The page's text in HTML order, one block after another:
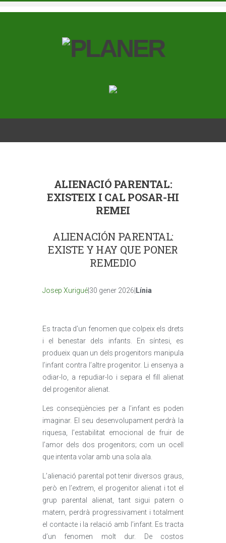
ALIENACIÓ PARENTAL:
EXISTEIX I CAL POSAR-HI
REMEI
ALIENACIÓN PARENTAL:
EXISTE Y HAY QUE PONER
REMEDIO
Josep Xurigué |30 gener 2026| Línia
Es tracta d’un fenomen que colpeix els drets
i el benestar dels infants. En síntesi, es
produeix quan un dels progenitors manipula
l’infant contra l’altre progenitor. Li ensenya a
odiar-lo, a repudiar-lo i separa el fill alienat
del progenitor alienat.
Les conseqüències per a l’infant es poden
imaginar. El seu desenvolupament perdrà la
riquesa, l’estabilitat emocional de fruir de
l’amor dels dos progenitors; com un ocell
que intenta volar amb una sola ala.
L’alienació parental pot tenir diversos graus,
però en l’extrem, el progenitor alienat i tot el
grup parental alienat, tant sigui patern o
matern, perdrà progressivament i totalment
el contacte i la relació amb l’infant. Es tracta
d’un fenomen molt dur. De costos